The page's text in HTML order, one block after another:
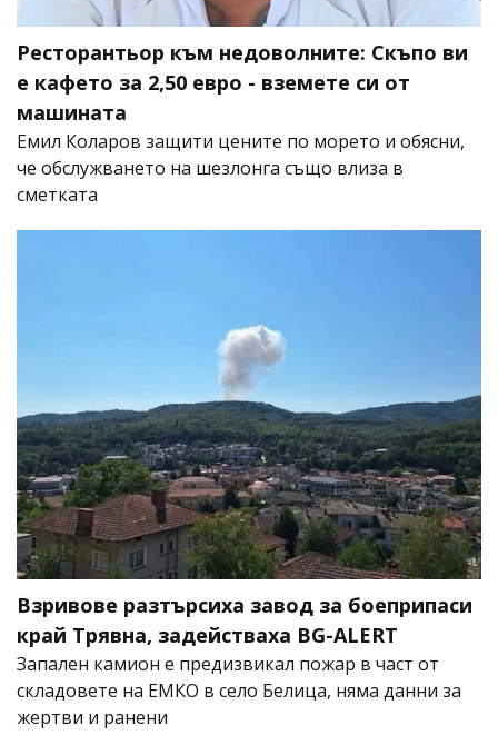
Ресторантьор към недоволните: Скъпо ви
е кафето за 2,50 евро - вземете си от
машината
Емил Коларов защити цените по морето и обясни,
че обслужването на шезлонга също влиза в
сметката
Взривове разтърсиха завод за боеприпаси
край Трявна, задействаха BG-ALERT
Запален камион е предизвикал пожар в част от
складовете на ЕМКО в село Белица, няма данни за
жертви и ранени